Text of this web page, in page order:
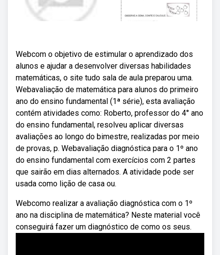
Webcom o objetivo de estimular o aprendizado dos
alunos e ajudar a desenvolver diversas habilidades
matemáticas, o site tudo sala de aula preparou uma.
Webavaliação de matemática para alunos do primeiro
ano do ensino fundamental (1ª série), esta avaliação
contém atividades como: Roberto, professor do 4° ano
do ensino fundamental, resolveu aplicar diversas
avaliações ao longo do bimestre, realizadas por meio
de provas, p. Webavaliação diagnóstica para o 1º ano
do ensino fundamental com exercícios com 2 partes
que sairão em dias alternados. A atividade pode ser
usada como lição de casa ou.
Webcomo realizar a avaliação diagnóstica com o 1º
ano na disciplina de matemática? Neste material você
conseguirá fazer um diagnóstico de como os seus.